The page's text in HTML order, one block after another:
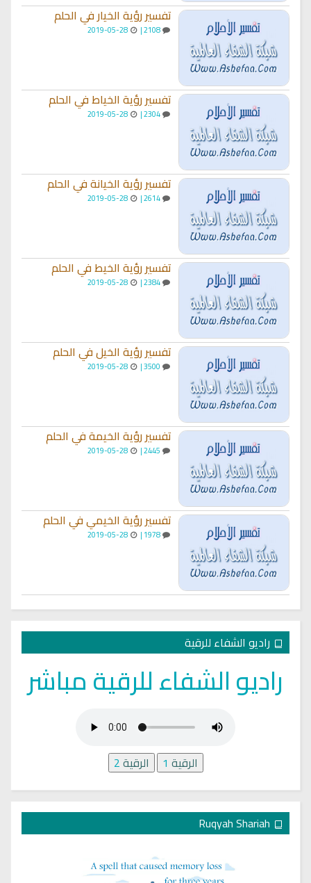
تفسير رؤية الخيار في الحلم
2108 |
2019-05-28
تفسير رؤية الخياط في الحلم
2304 |
2019-05-28
تفسير رؤية الخيانة في الحلم
2614 |
2019-05-28
تفسير رؤية الخيط في الحلم
2384 |
2019-05-28
تفسير رؤية الخيل في الحلم
2019-05-28
تفسير رؤية الخيمة في الحلم
2019-05-28
تفسير رؤية الخيمي في الحلم
1978 |
2019-05-28
راديو الشفاء للرقية
راديو الشفاء للرقية مباشر
الرقية 1 الرقية2